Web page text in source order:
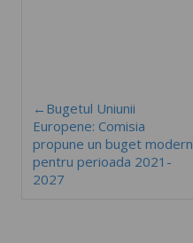
←Bugetul Uniunii
Europene: Comisia
propune un buget modern
pentru perioada 2021-
2027